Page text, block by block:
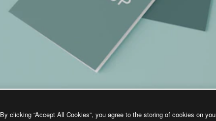
By clicking “Accept All Cookies”, you agree to the storing of cookies on